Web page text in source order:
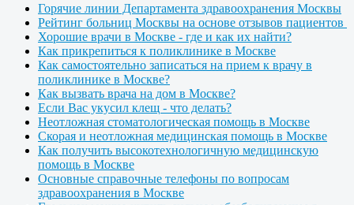
Горячие линии Департамента здравоохранения Москвы
Рейтинг больниц Москвы на основе отзывов пациентов
Хорошие врачи в Москве - где и как их найти?
Как прикрепиться к поликлинике в Москве
Как самостоятельно записаться на прием к врачу в
поликлинике в Москве?
Как вызвать врача на дом в Москве?
Если Вас укусил клещ - что делать?
Неотложная стоматологическая помощь в Москве
Скорая и неотложная медицинская помощь в Москве
Как получить высокотехнологичную медицинскую
помощь в Москве
Основные справочные телефоны по вопросам
здравоохранения в Москве